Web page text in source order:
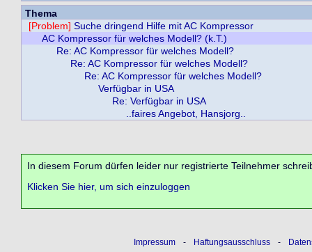
Thema
[Problem] Suche dringend Hilfe mit AC Kompressor
AC Kompressor für welches Modell? (k.T.)
Re: AC Kompressor für welches Modell?
Re: AC Kompressor für welches Modell?
Re: AC Kompressor für welches Modell?
Verfügbar in USA
Re: Verfügbar in USA
..faires Angebot, Hansjorg..
In diesem Forum dürfen leider nur registrierte Teilnehmer
Klicken Sie hier, um sich einzuloggen
Impressum - Haftungsausschluss -